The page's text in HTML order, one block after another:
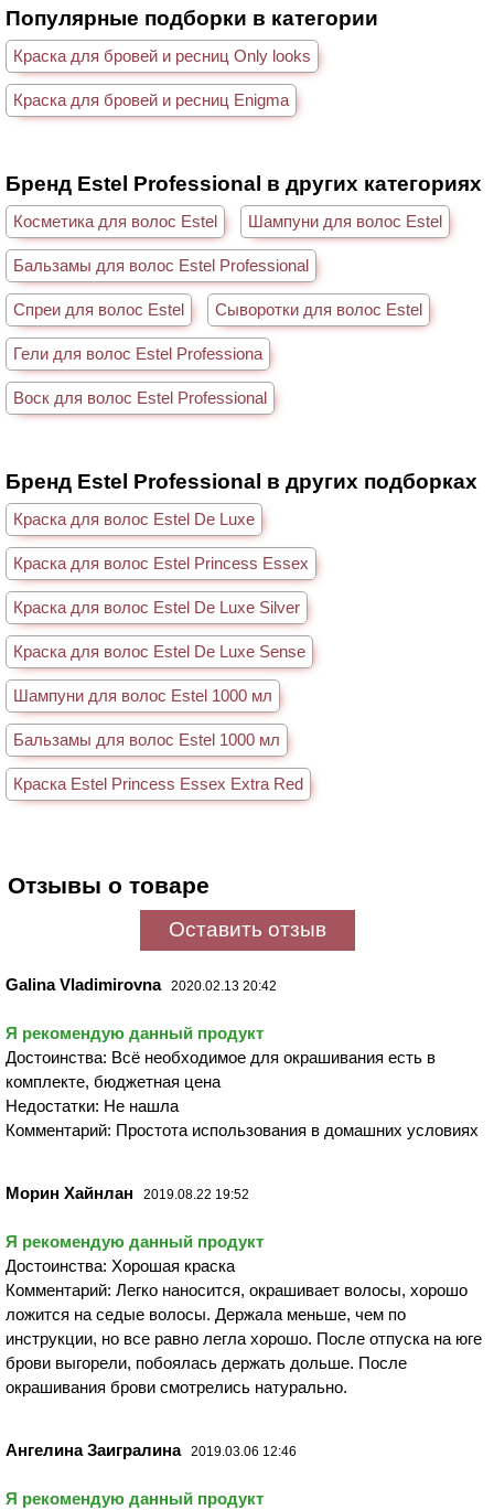
Популярные подборки в категории
Краска для бровей и ресниц Only looks
Краска для бровей и ресниц Enigma
Бренд Estel Professional в других категориях
Косметика для волос Estel Шампуни для волос Estel
Бальзамы для волос Estel Professional
Спреи для волос Estel Сыворотки для волос Estel
Гели для волос Estel Professiona
Воск для волос Estel Professional
Бренд Estel Professional в других подборках
Краска для волос Estel De Luxe
Краска для волос Estel Princess Essex
Краска для волос Estel De Luxe Silver
Краска для волос Estel De Luxe Sense
Шампуни для волос Estel 1000 мл
Бальзамы для волос Estel 1000 мл
Краска Estel Princess Essex Extra Red
Отзывы о товаре
Оставить отзыв
Galina Vladimirovna 2020.02.13 20:42
Я рекомендую данный продукт
Достоинства: Всё необходимое для окрашивания есть в
комплекте, бюджетная цена
Недостатки: Не нашла
Комментарий: Простота использования в домашних условиях
Морин Хайнлан 2019.08.22 19:52
Я рекомендую данный продукт
Достоинства: Хорошая краска
Комментарий: Легко наносится, окрашивает волосы, хорошо
ложится на седые волосы. Держала меньше, чем по
инструкции, но все равно легла хорошо. После отпуска на юге
брови выгорели, побоялась держать дольше. После
окрашивания брови смотрелись натурально.
Ангелина Заигралина 2019.03.06 12:46
Я рекомендую данный продукт